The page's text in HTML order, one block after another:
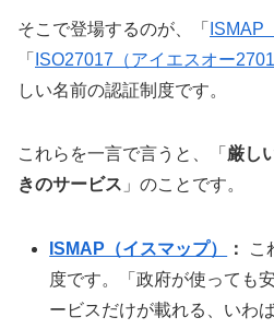
そこで登場するのが、「 ISMAP
「
ISO27017（アイエスオー
しい名前の認証制度です。
これらを一言で言うと、「 厳し
きのサービス 」のことです。
ISMAP（イスマップ） ：
こ
度です。「政府が使っても
ービスだけが載れる、いわ